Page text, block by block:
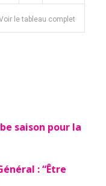
le tableau complet
saison pour la
: “Être